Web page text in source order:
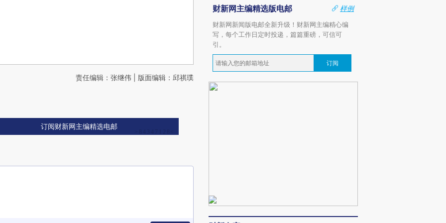
责任编辑：张继伟 | 版面编辑：邱祺璞
订阅财新网主编精选电邮
财新网主编精选版电邮
样例
财新网新闻版电邮全新升级！财新网主编精心编
写，每个工作日定时投递，篇篇重磅，可信可
引。
订阅